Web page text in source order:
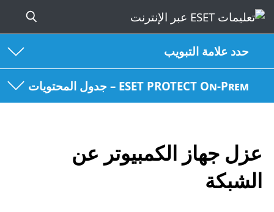
حدد علامة التبويب
ESET PROTECT On-Prem – جدول المحتويات
عزل جهاز الكمبيوتر عن
الشبكة